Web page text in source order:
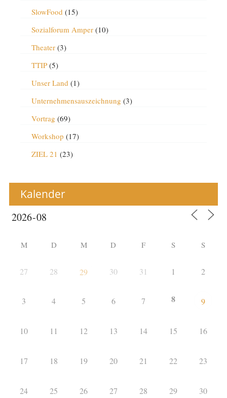
SlowFood (15)
Sozialforum Amper(10)
Theater(3)
TTIP(5)
Unser Land (1)
Unternehmensauszeichnung (3)
Vortrag (69)
Workshop (17)
ZIEL 21 (23)
Kalender
M D M D F S S
27 28 29 30 31 1 2
3 4 5 6 7 8 9
10 11 12 13 14 15 16
17 18 19 20 21 22 23
24 25 26 27 28 29 30